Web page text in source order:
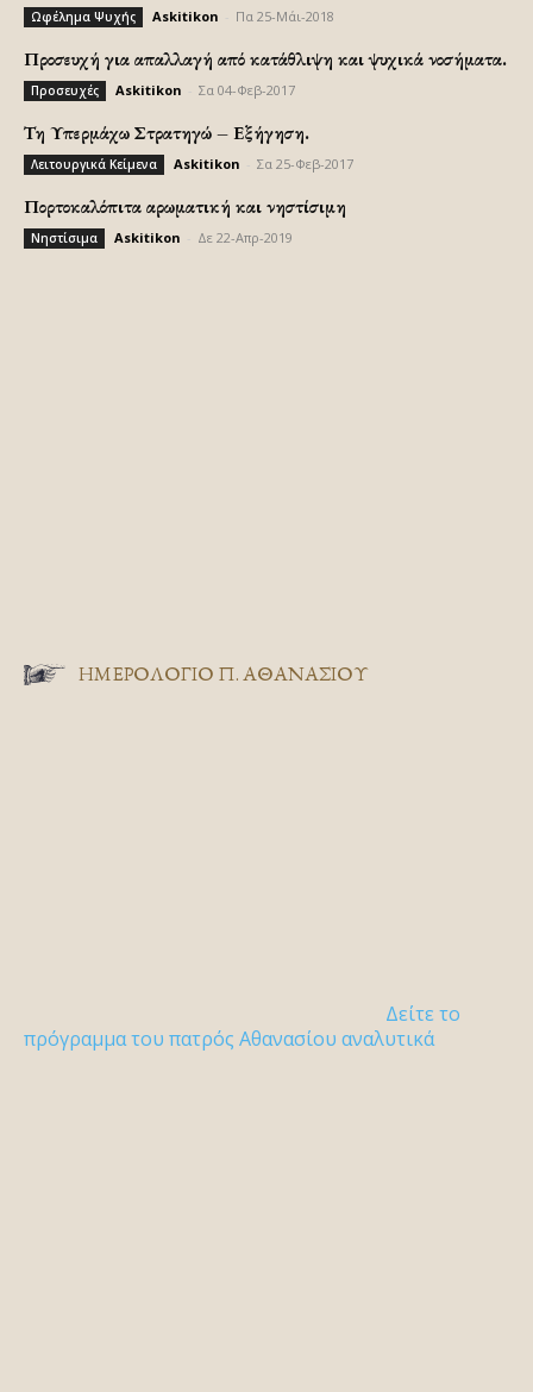
Ωφέλημα Ψυχής Askitikon Πα 25-Μάι-2018
Προσευχή για απαλλαγή από κατάθλιψη και ψυχικά νοσήματα.
Προσευχές Askitikon Σα 04-Φεβ-2017
Τη Υπερμάχω Στρατηγώ – Εξήγηση.
Λειτουργικά Κείμενα Askitikon Σα 25-Φεβ-2017
Πορτοκαλόπιτα αρωματική και νηστίσιμη
Νηστίσιμα Askitikon Δε 22-Απρ-2019
ΗΜΕΡΟΛΟΓΙΟ Π. ΑΘΑΝΑΣΙΟΥ
Δείτε το
πρόγραμμα του πατρός Αθανασίου αναλυτικά